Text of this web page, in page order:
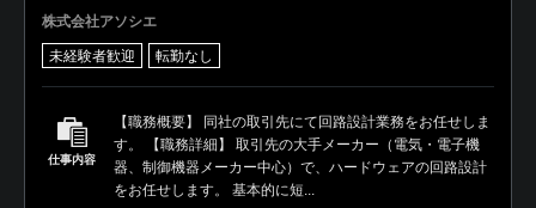
株式会社アソシエ
未経験者歓迎 転勤なし
仕事内容
【職務概要】 同社の取引先にて回路設計業務をお任せしま
す。 【職務詳細】 取引先の大手メーカー（電気・電子機
器、制御機器メーカー中心）で、ハードウェアの回路設計
をお任せします。 基本的に短...